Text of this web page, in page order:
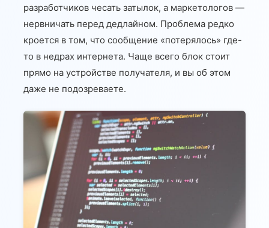
разработчиков чесать затылок, а маркетологов —
нервничать перед дедлайном. Проблема редко
кроется в том, что сообщение «потерялось» где-
то в недрах интернета. Чаще всего блок стоит
прямо на устройстве получателя, и вы об этом
даже не подозреваете.